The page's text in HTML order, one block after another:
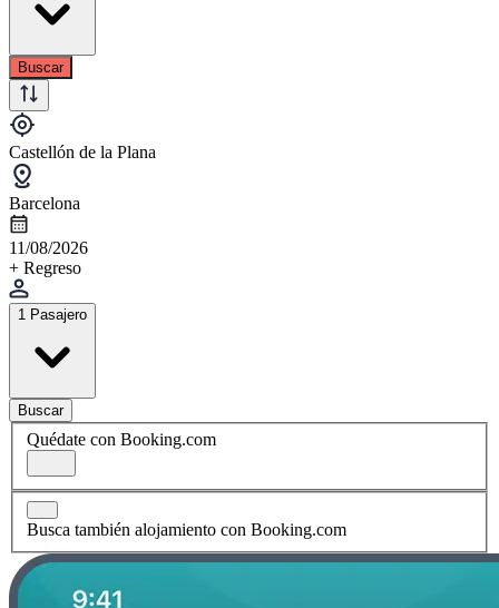
Buscar
Castellón de la Plana
Barcelona
11/08/2026
+ Regreso
1 Pasajero
Buscar
Quédate con Booking.com
Busca también alojamiento con Booking.com